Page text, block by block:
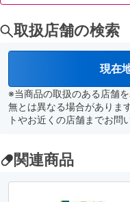
取扱店舗の検索
現在
※当商品の取扱のある店舗
無とは異なる場合がありま
トやお近くの店舗までお問
関連商品